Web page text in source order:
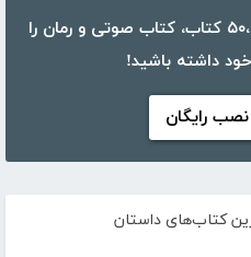
با اپلیکیشن کتابراه، بیش از ۵۰،۰۰۰ کتاب، کتاب صوتی و رمان را
داشته باشید!
نصب رایگان
کتاب‌های داستان